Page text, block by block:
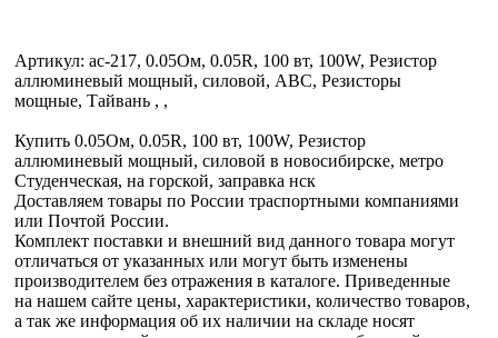
Артикул: ac-217, 0.05Ом, 0.05R, 100 вт, 100W, Резистор
аллюминевый мощный, силовой, ABC, Резисторы
мощные, Тайвань , ,
Купить 0.05Ом, 0.05R, 100 вт, 100W, Резистор
аллюминевый мощный, силовой в новосибирске, метро
Студенческая, на горской, заправка нск
Доставляем товары по России траспортными компаниями
или Почтой России.
Комплект поставки и внешний вид данного товара могут
отличаться от указанных или могут быть изменены
производителем без отражения в каталоге. Приведенные
на нашем сайте цены, характеристики, количество товаров,
а так же информация об их наличии на складе носят